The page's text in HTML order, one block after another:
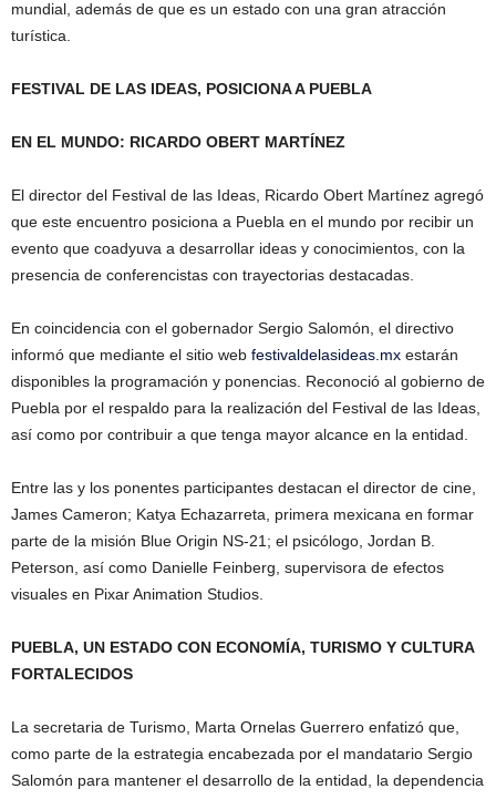
mundial, además de que es un estado con una gran atracción
turística.
FESTIVAL DE LAS IDEAS, POSICIONA A PUEBLA
EN EL MUNDO: RICARDO OBERT MARTÍNEZ
El director del Festival de las Ideas, Ricardo Obert Martínez agregó
que este encuentro posiciona a Puebla en el mundo por recibir un
evento que coadyuva a desarrollar ideas y conocimientos, con la
presencia de conferencistas con trayectorias destacadas.
En coincidencia con el gobernador Sergio Salomón, el directivo
informó que mediante el sitio web festivaldelasideas.mx estarán
disponibles la programación y ponencias. Reconoció al gobierno de
Puebla por el respaldo para la realización del Festival de las Ideas,
así como por contribuir a que tenga mayor alcance en la entidad.
Entre las y los ponentes participantes destacan el director de cine,
James Cameron; Katya Echazarreta, primera mexicana en formar
parte de la misión Blue Origin NS-21; el psicólogo, Jordan B.
Peterson, así como Danielle Feinberg, supervisora de efectos
visuales en Pixar Animation Studios.
PUEBLA, UN ESTADO CON ECONOMÍA, TURISMO Y CULTURA
FORTALECIDOS
La secretaria de Turismo, Marta Ornelas Guerrero enfatizó que,
como parte de la estrategia encabezada por el mandatario Sergio
Salomón para mantener el desarrollo de la entidad, la dependencia